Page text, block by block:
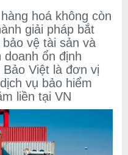
hoá không còn
giải pháp bắt
vệ tài sản và
doanh ổn định
Việt là đơn vị
vụ bảo hiểm
liền tại VN